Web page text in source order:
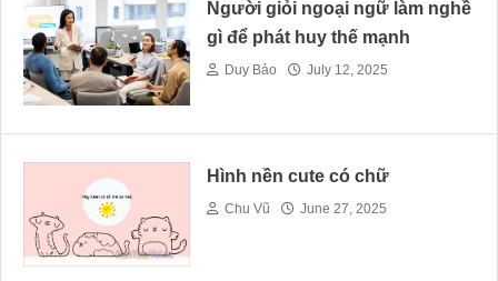
Người giỏi ngoại ngữ làm nghề
gì để phát huy thế mạnh
Duy Bảo July 12, 2025
Hình nền cute có chữ
Chu Vũ June 27, 2025